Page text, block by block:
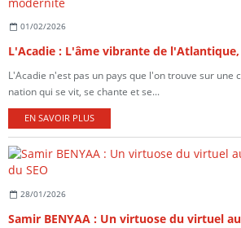
01/02/2026
L'Acadie n'est pas un pays que l'on trouve sur une
nation qui se vit, se chante et se...
EN SAVOIR PLUS
28/01/2026